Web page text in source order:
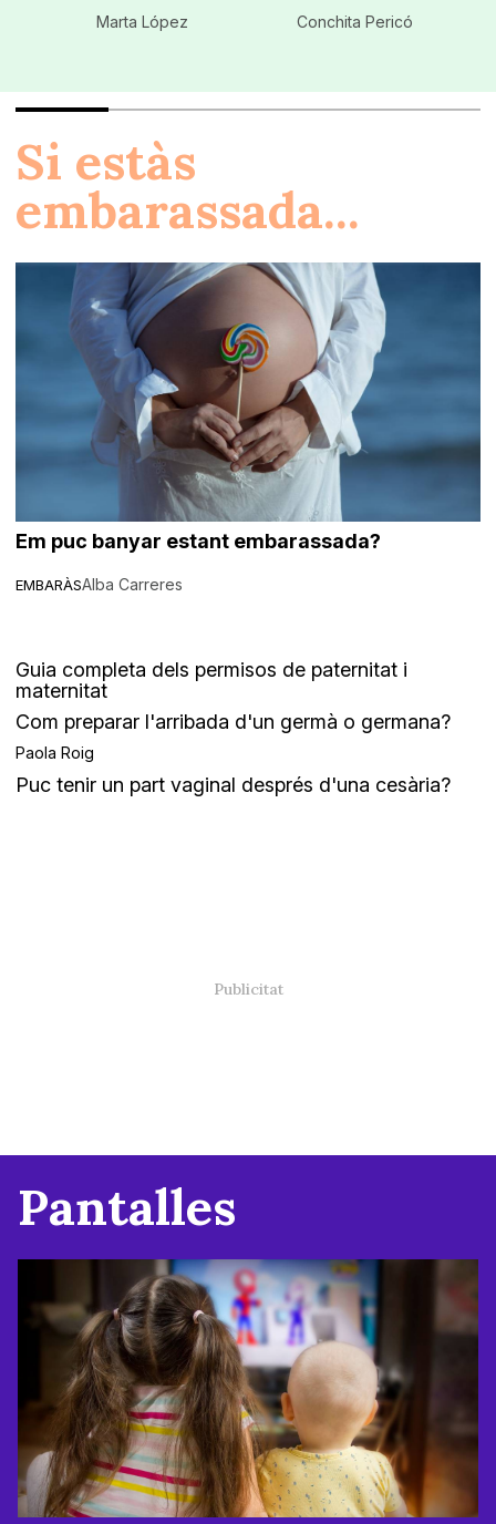
Marta López Conchita Pericó
Si estàs
embarassada...
EMBARÀS
Em puc banyar estant embarassada?
Alba Carreres
Guia completa dels permisos de paternitat i
maternitat
Com preparar l'arribada d'un germà o germana?
Paola Roig
Puc tenir un part vaginal després d'una cesària?
Pantalles